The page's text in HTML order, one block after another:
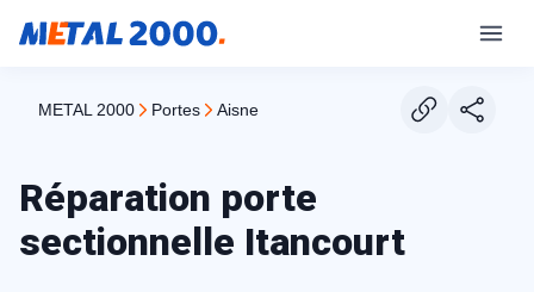
METAL 2000 portes aisne
Réparation porte
sectionnelle Itancourt